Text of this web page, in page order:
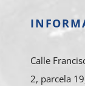
Calle
2, parcela